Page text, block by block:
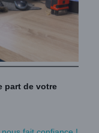
part de votre